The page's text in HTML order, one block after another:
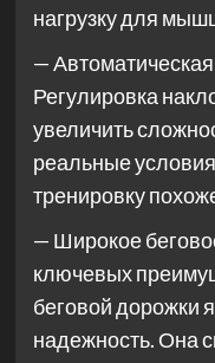
нагрузку для
—
Регулировка
увеличить
реальные
тренировку
— Широкое
ключевых
беговой дорожки
надежность. Она